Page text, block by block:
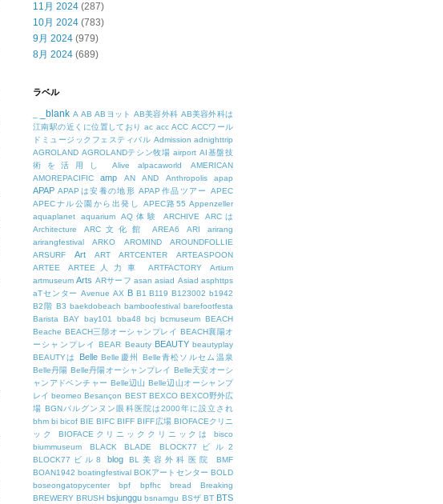
11月 2024 (287)
10月 2024 (783)
9月 2024 (979)
8月 2024 (689)
ラベル
_blank A AB ABヨット AB美容外科 AB美容外科は
江南駅の近くに位置しており ac acc ACC ACCワール
ドミュージックフェスティバル Admission adnighttrip
AGROLAND AGROLANDテシン牧場 airport AI基盤技
術を活用し
Alive alpacaworld
AMERICAN
AMOREPACIFIC
amp AN AND Anthropolis apap
APAP APAPは安養の地形 APAP作品ツアー
APEC
APECナル公園から出発し
APEC路55 Appenzeller
aquaplanet
aquarium AQ体験 ARCHIVE
ARCは
Architecture
ARC文化館 AREA6 ARI
arirang
arirangfestival
ARKO AROMIND
AROUNDFOLLIE
ARSURF
Art ART ARTCENTER
ARTEASPOON
ARTEE
ARTEE人力車 ARTFACTORY
Artium
artmuseum Arts ARサーフ asan asiad Asiad asphttps
aTセンター Avenue AX B B1 B119 B123002 b1942
B2階 B3 baekdobeach bamboofestival barefootfesta
Barista
BAY bay101 bba48 bcj bcmuseum BEACH
Beache BEACH三陟オーシャンプレイ BEACH襄陽オ
ーシャンプレイ
BEAR Beauty BEAUTY beautyplay
BEAUTYは
Belle Belle慶州
Belle青松ソルセム温泉
Belle丹陽 Belle丹陽オーシャンプレイ Belle天安オーシ
ャンアドベンチャー Belle辺山 Belle辺山オーシャンプ
レイ beomeo Besançon BEST BEXCO BEXCO野外広
場 BGNパルグンヌン眼科医院は2000年に設立され
bhm bi bicof BIE BIFC BIFF BIFF広場 BIOFACEクリニ
ック
BIOFACEクリニッククリニックは
bisco
biummuseum
BLACK BLADE
BLOCK77ビル2
BLOCK77ビル8
blog BL美容外科医院
BMF
BOAN1942 boatingfestival BOKアートセンター BOLD
boseongatopycenter
bpf bpfhc bread
Breaking
BREWERY BRUSH bsjunggu bsnamgu BSザ BT BTS